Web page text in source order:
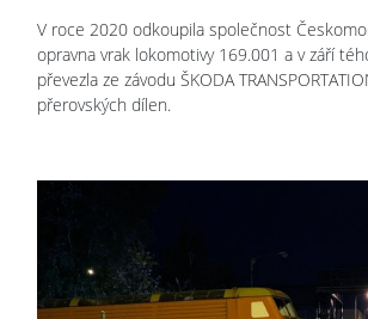
V roce 2020 odkoupila společnost
opravna vrak lokomotivy 169.001 a v září
převezla ze závodu ŠKODA
přerovských dílen.